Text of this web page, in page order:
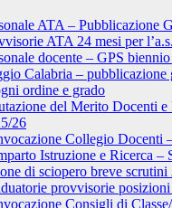
ATA – Pubblicazione
ATA 24 mesi per
docente – GPS
Calabria –
ordine e grado
del Merito Docenti e
26
Collegio Docenti
Istruzione e Ricerca –
di sciopero breve scrutini
provvisorie
Consigli di